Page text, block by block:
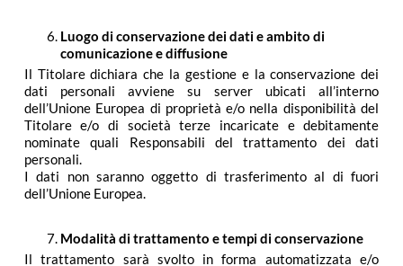
Luogo di conservazione dei dati e ambito di
comunicazione e diffusione
Il Titolare dichiara che la gestione e la conservazione dei
dati personali avviene su server ubicati all’interno
dell’Unione Europea di proprietà e/o nella disponibilità del
Titolare e/o di società terze incaricate e debitamente
nominate quali Responsabili del trattamento dei dati
personali.
I dati non saranno oggetto di trasferimento al di fuori
dell’Unione Europea.
Modalità di trattamento e tempi di conservazione
Il trattamento sarà svolto in forma automatizzata e/o